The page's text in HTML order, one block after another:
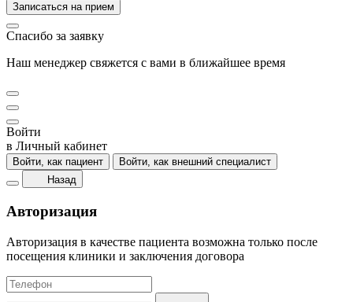
Записаться на прием
Спасибо за заявку
Наш менеджер свяжется с вами в ближайшее время
Войти
в Личный кабинет
Войти, как пациент
Войти, как внешний специалист
Назад
Авторизация
Авторизация в качестве пациента возможна только после
посещения клиники и заключения договора